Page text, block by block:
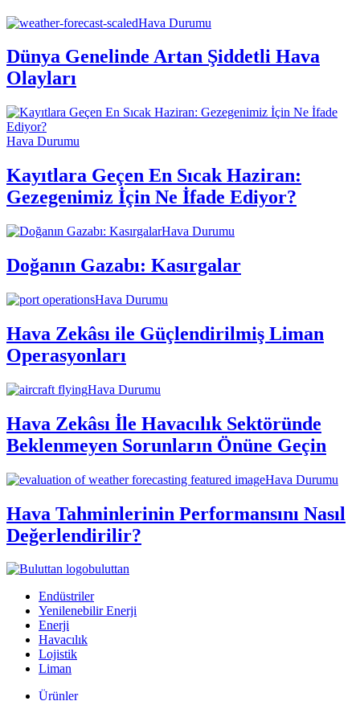
Hava Durumu
Dünya Genelinde Artan Şiddetli Hava
Olayları
Hava Durumu
Kayıtlara Geçen En Sıcak Haziran:
Gezegenimiz İçin Ne İfade Ediyor?
Hava Durumu
Doğanın Gazabı: Kasırgalar
Hava Durumu
Hava Zekâsı ile Güçlendirilmiş Liman
Operasyonları
Hava Durumu
Hava Zekâsı İle Havacılık Sektöründe
Beklenmeyen Sorunların Önüne Geçin
Hava Durumu
Hava Tahminlerinin Performansını Nasıl
Değerlendirilir?
buluttan
Endüstriler
Yenilenebilir Enerji
Enerji
Havacılık
Lojistik
Liman
Ürünler